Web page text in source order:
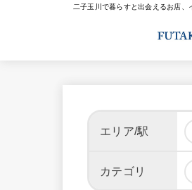
二子玉川で暮らすと出会えるお店
エリア/駅
カテゴリ